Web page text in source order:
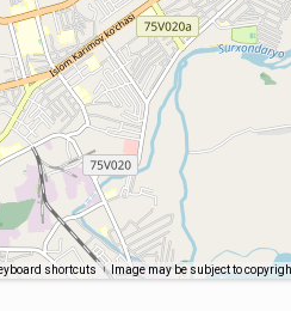
shortcuts Image may be subject to